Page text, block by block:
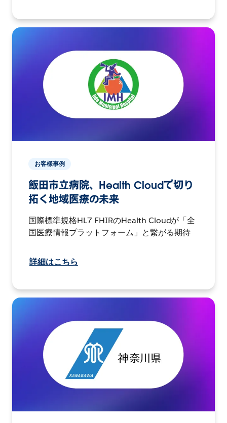
お客様事例
飯田市立病院、Health Cloudで切り
拓く地域医療の未来
国際標準規格HL7 FHIRのHealth Cloudが「全
国医療情報プラットフォーム」と繋がる期待
詳細はこちら